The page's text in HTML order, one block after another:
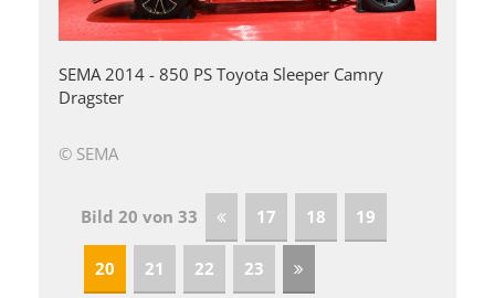
SEMA 2014 - 850 PS Toyota Sleeper Camry
Dragster
© SEMA
Bild 20 von 33 17 18 19
20 21 22 23